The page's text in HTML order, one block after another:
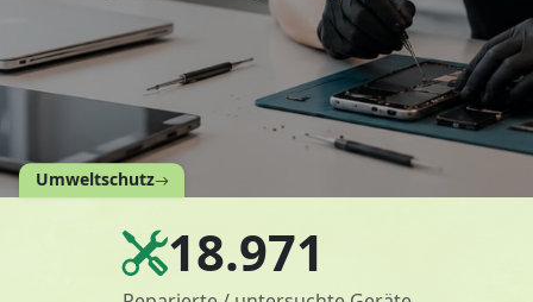
Umweltschutz
18.971